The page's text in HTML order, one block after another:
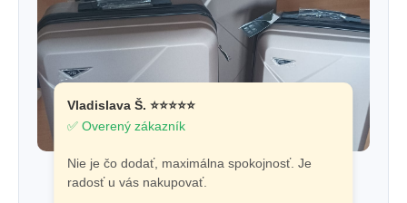
Vladislava Š. ⭐⭐⭐⭐⭐
✅ Overený zákazník
Nie je čo dodať, maximálna spokojnosť. Je
radosť u vás nakupovať.